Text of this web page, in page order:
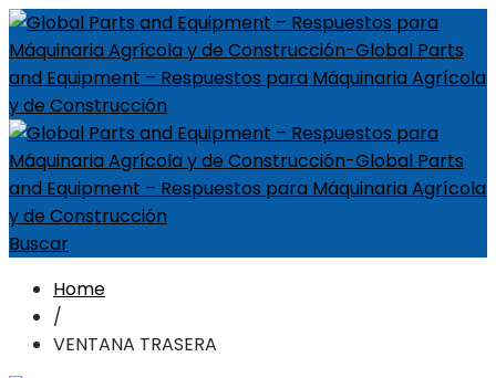
Buscar
Home
/
VENTANA TRASERA